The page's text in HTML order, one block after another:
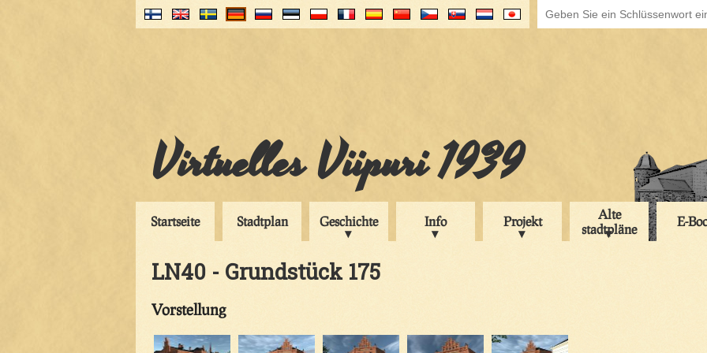
Virtuelles Viipuri 1939
Startseite Stadtplan Geschichte Info Projekt
Alte
stadtpläne
E-
LN40 - Grundstück 175
Vorstellung